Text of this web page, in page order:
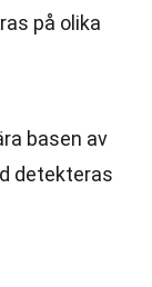
på olika
basen av
detekteras